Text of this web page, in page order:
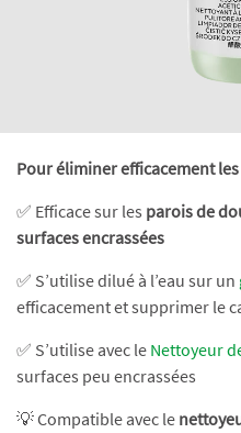
Pour éliminer efficacement
✅ Efficace sur les parois de
surfaces encrassées
✅ S’utilise dilué à l’eau sur un
efficacement et supprimer le
✅ S’utilise avec le Nettoyeur
surfaces peu encrassées
💡 Compatible avec le